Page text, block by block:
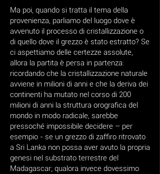
Ma poi, quando si tratta il tema della
provenienza, parliamo del luogo dove è
avvenuto il processo di cristallizzazione o
di quello dove il grezzo è stato estratto? Se
ci aspettiamo delle certezze assolute,
allora la partita è persa in partenza:
ricordando che la cristallizzazione naturale
avviene in milioni di anni e che la deriva dei
continenti ha mutato nel corso di 200
milioni di anni la struttura orografica del
mondo in modo radicale, sarebbe
pressoché impossibile decidere – per
esempio - se un grezzo di zaffiro ritrovato
a Sri Lanka non possa aver avuto la propria
genesi nel substrato terrestre del
Madagascar; qualora invece dovessimo